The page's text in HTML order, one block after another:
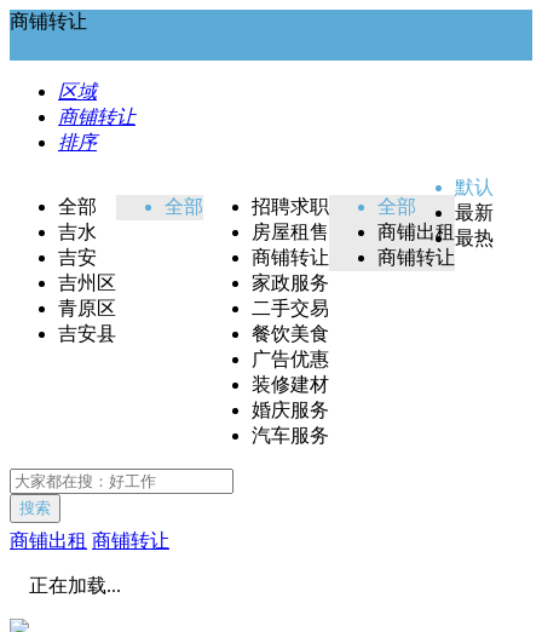
商铺转让
区域
商铺转让
排序
全部
吉水
吉安
吉州区
青原区
吉安县
全部
招聘求职
房屋租售
商铺转让
家政服务
二手交易
餐饮美食
广告优惠
装修建材
婚庆服务
汽车服务
全部
商铺出租
商铺转让
默认
最新
最热
搜索
商铺出租 商铺转让
正在加载...